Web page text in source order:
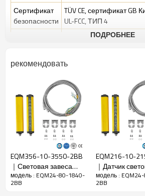
Сертификат
безопасности
TÜV CE, сертификат GB
UL-FCC, ТИП 4
Стандартная
Функции
Зазор между
балками
80 мм
Точность
определения
85 мм
Количество
24
Рабочий
диапазон
1840 мм
ПОДРОБНЕЕ
рекомендовать
EQM356-10-3550-2BB
｜Световая завеса
безопасности｜
DADISICK
модель : EQM24-80-1840-
2BB
EQM216-10-
｜Датчик
завесы
｜DADISICK
модель :
2BB